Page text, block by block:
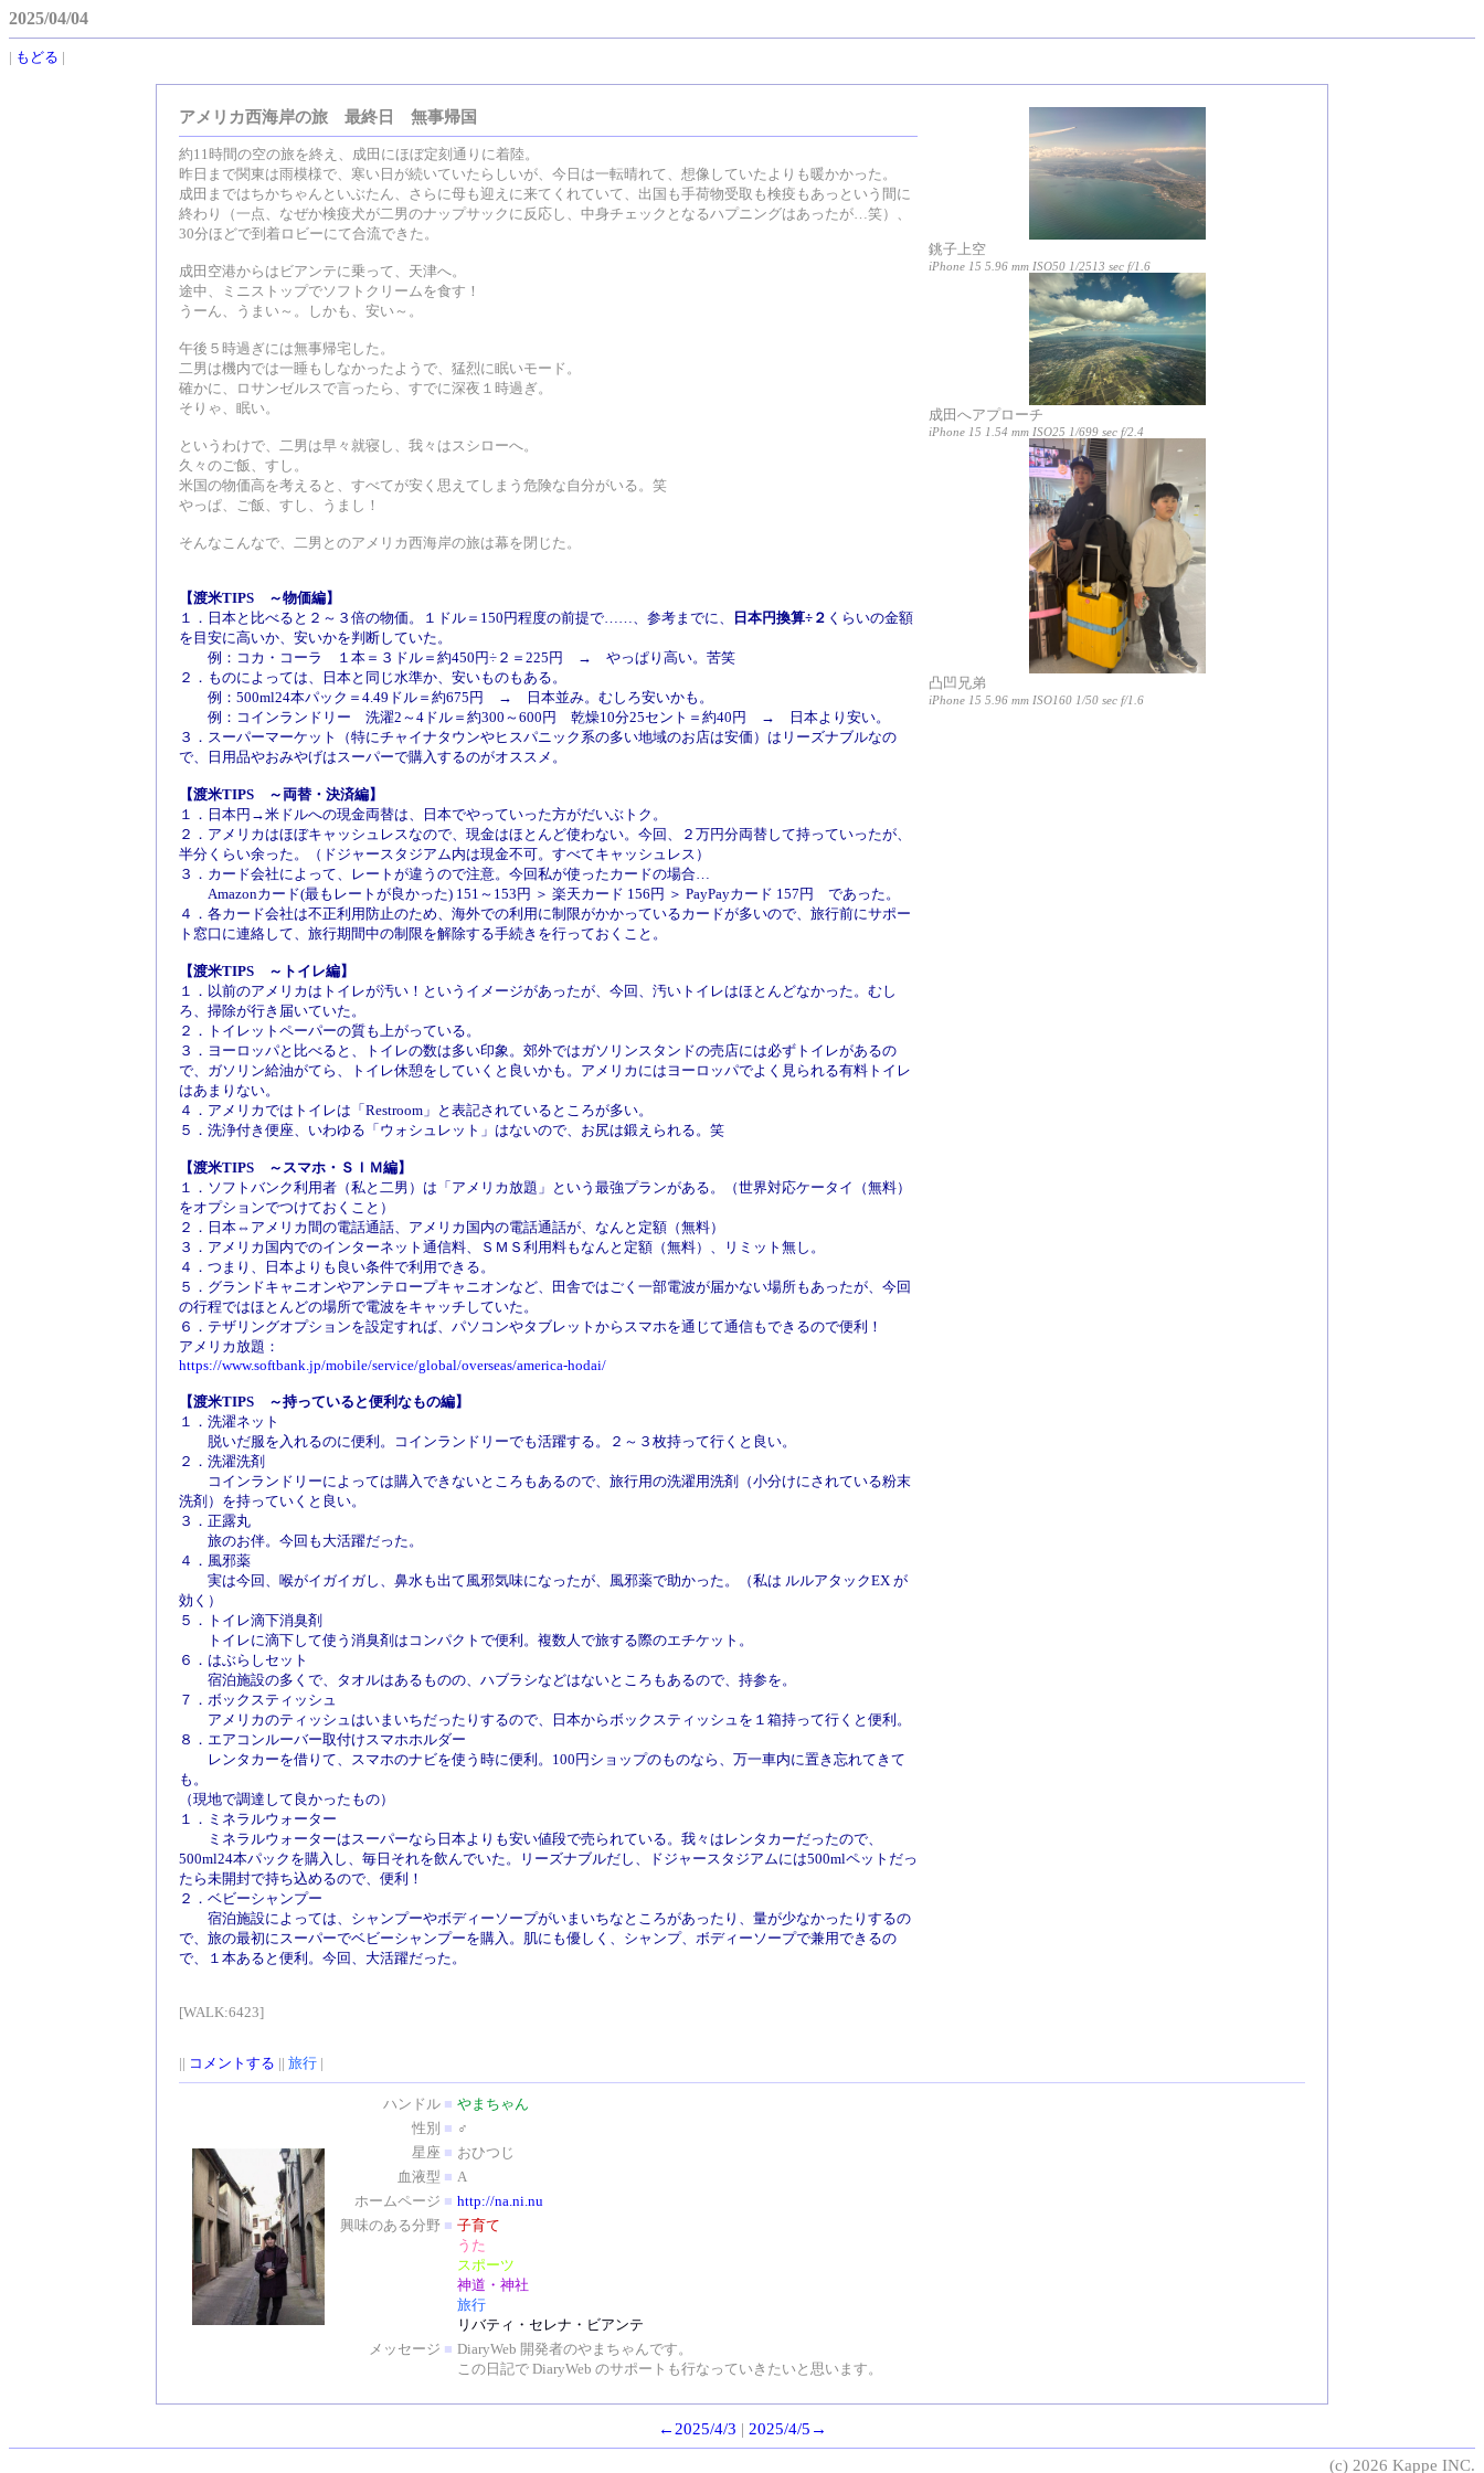
2025/04/04
| もどる |
アメリカ西海岸の旅 最終日 無事帰国
約11時間の空の旅を終え、成田にほぼ定刻通りに着陸。
昨日まで関東は雨模様で、寒い日が続いていたらしいが、今日は一転晴れて、想像していたよりも暖かかった。
成田まではちかちゃんといぶたん、さらに母も迎えに来てくれていて、出国も手荷物受取も検疫もあっという間に
終わり（一点、なぜか検疫犬が二男のナップサックに反応し、中身チェックとなるハプニングはあったが…笑）、
30分ほどで到着ロビーにて合流できた。
成田空港からはビアンテに乗って、天津へ。
途中、ミニストップでソフトクリームを食す！
うーん、うまい～。しかも、安い～。
午後５時過ぎには無事帰宅した。
二男は機内では一睡もしなかったようで、猛烈に眠いモード。
確かに、ロサンゼルスで言ったら、すでに深夜１時過ぎ。
そりゃ、眠い。
というわけで、二男は早々就寝し、我々はスシローへ。
久々のご飯、すし。
米国の物価高を考えると、すべてが安く思えてしまう危険な自分がいる。笑
やっぱ、ご飯、すし、うまし！
そんなこんなで、二男とのアメリカ西海岸の旅は幕を閉じた。
【渡米TIPS ～物価編】
１．日本と比べると２～３倍の物価。１ドル＝150円程度の前提で……、参考までに、
日本円換算÷２ くらいの金額
を目安に高いか、安いかを判断していた。
例：コカ・コーラ １本＝３ドル＝約450円÷２＝225円 → やっぱり高い。苦笑
２．ものによっては、日本と同じ水準か、安いものもある。
例：500ml24本パック＝4.49ドル＝約675円 → 日本並み。むしろ安いかも。
例：コインランドリー 洗濯2～4ドル＝約300～600円 乾燥10分25セント＝約40円 → 日本より安い。
３．スーパーマーケット（特にチャイナタウンやヒスパニック系の多い地域のお店は安価）はリーズナブルなの
で、日用品やおみやげはスーパーで購入するのがオススメ。
【渡米TIPS ～両替・決済編】
１．日本円→米ドルへの現金両替は、日本でやっていった方がだいぶトク。
２．アメリカはほぼキャッシュレスなので、現金はほとんど使わない。今回、２万円分両替して持っていったが、
半分くらい余った。（ドジャースタジアム内は現金不可。すべてキャッシュレス）
３．カード会社によって、レートが違うので注意。今回私が使ったカードの場合…
Amazonカード(最もレートが良かった) 151～153円 ＞ 楽天カード 156円 ＞ PayPayカード 157円 であった。
４．各カード会社は不正利用防止のため、海外での利用に制限がかかっているカードが多いので、旅行前にサポー
ト窓口に連絡して、旅行期間中の制限を解除する手続きを行っておくこと。
【渡米TIPS ～トイレ編】
１．以前のアメリカはトイレが汚い！というイメージがあったが、今回、汚いトイレはほとんどなかった。むし
ろ、掃除が行き届いていた。
２．トイレットペーパーの質も上がっている。
３．ヨーロッパと比べると、トイレの数は多い印象。郊外ではガソリンスタンドの売店には必ずトイレがあるの
で、ガソリン給油がてら、トイレ休憩をしていくと良いかも。アメリカにはヨーロッパでよく見られる有料トイレ
はあまりない。
４．アメリカではトイレは「Restroom」と表記されているところが多い。
５．洗浄付き便座、いわゆる「ウォシュレット」はないので、お尻は鍛えられる。笑
【渡米TIPS ～スマホ・ＳＩＭ編】
１．ソフトバンク利用者（私と二男）は「アメリカ放題」という最強プランがある。（世界対応ケータイ（無料）
をオプションでつけておくこと）
２．日本⇔アメリカ間の電話通話、アメリカ国内の電話通話が、なんと定額（無料）
３．アメリカ国内でのインターネット通信料、ＳＭＳ利用料もなんと定額（無料）、リミット無し。
４．つまり、日本よりも良い条件で利用できる。
５．グランドキャニオンやアンテロープキャニオンなど、田舎ではごく一部電波が届かない場所もあったが、今回
の行程ではほとんどの場所で電波をキャッチしていた。
６．テザリングオプションを設定すれば、パソコンやタブレットからスマホを通じて通信もできるので便利！
アメリカ放題：
https://www.softbank.jp/mobile/service/global/overseas/america-hodai/
【渡米TIPS ～持っていると便利なもの編】
１．洗濯ネット
脱いだ服を入れるのに便利。コインランドリーでも活躍する。２～３枚持って行くと良い。
２．洗濯洗剤
コインランドリーによっては購入できないところもあるので、旅行用の洗濯用洗剤（小分けにされている粉末
洗剤）を持っていくと良い。
３．正露丸
旅のお伴。今回も大活躍だった。
４．風邪薬
実は今回、喉がイガイガし、鼻水も出て風邪気味になったが、風邪薬で助かった。（私は ルルアタックEX が
効く）
５．トイレ滴下消臭剤
トイレに滴下して使う消臭剤はコンパクトで便利。複数人で旅する際のエチケット。
６．はぶらしセット
宿泊施設の多くで、タオルはあるものの、ハブラシなどはないところもあるので、持参を。
７．ボックスティッシュ
アメリカのティッシュはいまいちだったりするので、日本からボックスティッシュを１箱持って行くと便利。
８．エアコンルーバー取付けスマホホルダー
レンタカーを借りて、スマホのナビを使う時に便利。100円ショップのものなら、万一車内に置き忘れてきて
も。
（現地で調達して良かったもの）
１．ミネラルウォーター
ミネラルウォーターはスーパーなら日本よりも安い値段で売られている。我々はレンタカーだったので、
500ml24本パックを購入し、毎日それを飲んでいた。リーズナブルだし、ドジャースタジアムには500mlペットだっ
たら未開封で持ち込めるので、便利！
２．ベビーシャンプー
宿泊施設によっては、シャンプーやボディーソープがいまいちなところがあったり、量が少なかったりするの
で、旅の最初にスーパーでベビーシャンプーを購入。肌にも優しく、シャンプ、ボディーソープで兼用できるの
で、１本あると便利。今回、大活躍だった。
[WALK:6423]
銚子上空
iPhone 15 5.96 mm ISO50 1/2513 sec f/1.6
成田へアプローチ
iPhone 15 1.54 mm ISO25 1/699 sec f/2.4
凸凹兄弟
iPhone 15 5.96 mm ISO160 1/50 sec f/1.6
|| コメントする || 旅行 |
ハンドル ■ やまちゃん
性別 ■ ♂
星座 ■ おひつじ
血液型 ■ A
ホームページ ■ http://na.ni.nu
興味のある分野 ■ 子育て
うた
スポーツ
神道・神社
旅行
リバティ・セレナ・ビアンテ
メッセージ ■ DiaryWeb 開発者のやまちゃんです。
この日記で DiaryWeb のサポートも行なっていきたいと思います。
←2025/4/3 | 2025/4/5→
(c) 2026 Kappe INC.